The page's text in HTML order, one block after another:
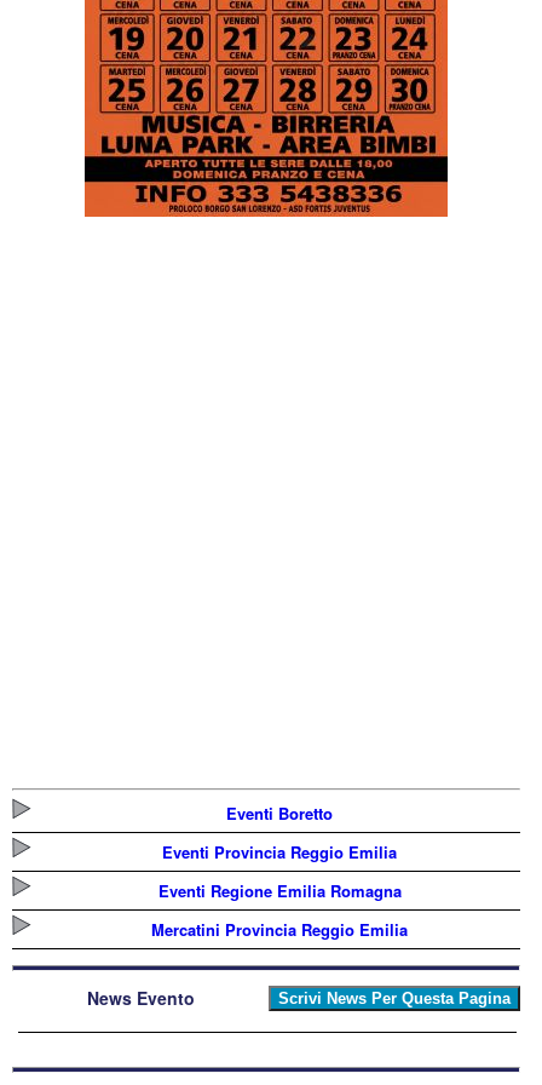
Eventi Boretto
Eventi Provincia Reggio Emilia
Eventi Regione Emilia Romagna
Mercatini Provincia Reggio Emilia
News Evento